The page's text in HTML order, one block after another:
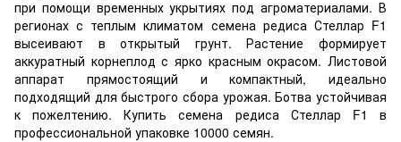
при помощи временных укрытиях под агроматериалами. В
регионах с теплым климатом семена редиса Стеллар F1
высеивают в открытый грунт. Растение формирует
аккуратный корнеплод с ярко красным окрасом. Листовой
аппарат прямостоящий и компактный, идеально
подходящий для быстрого сбора урожая. Ботва устойчивая
к пожелтению. Купить семена редиса Стеллар F1 в
профессиональной упаковке 10000 семян.